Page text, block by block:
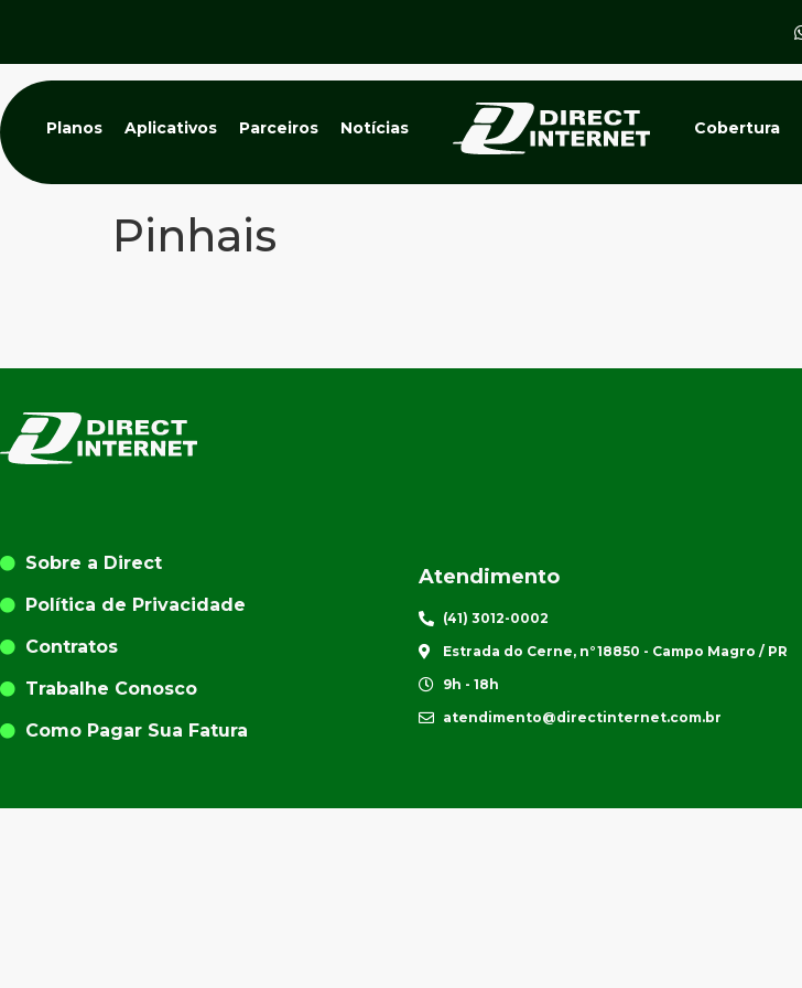
Planos Aplicativos Parceiros Notícias Cobertura
Pinhais
Sobre a Direct
Política de Privacidade
Contratos
Trabalhe Conosco
Como Pagar Sua Fatura
Atendimento
(41) 3012-0002
Estrada do Cerne, n°18850 - Campo Magro / PR
9h - 18h
atendimento@directinternet.com.br